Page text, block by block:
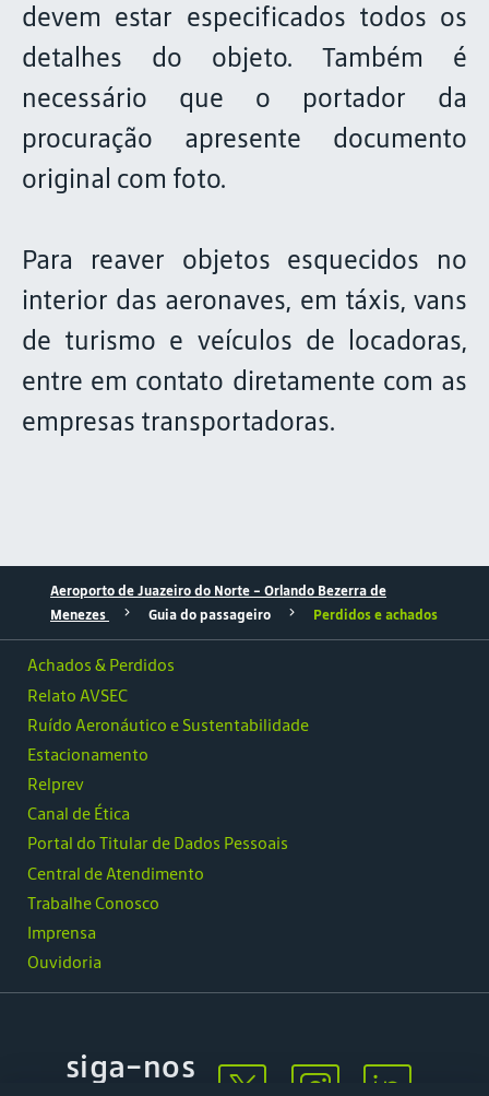
devem estar especificados todos os
detalhes do objeto. Também é
necessário que o portador da
procuração apresente documento
original com foto.
Para reaver objetos esquecidos no
interior das aeronaves, em táxis, vans
de turismo e veículos de locadoras,
entre em contato diretamente com as
empresas transportadoras.
Aeroporto de Juazeiro do Norte – Orlando Bezerra de
Menezes
Guia do passageiro Perdidos e achados
Ouvidoria
Achados & Perdidos
Relato AVSEC
Ruído Aeronáutico e Sustentabilidade
Estacionamento
Relprev
Canal de Ética
Portal do Titular de Dados Pessoais
Central de Atendimento
Trabalhe Conosco
Imprensa
siga-nos